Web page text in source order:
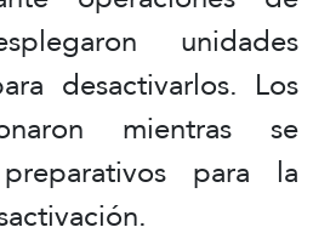
unidades
desactivarlos. Los
mientras se
para la